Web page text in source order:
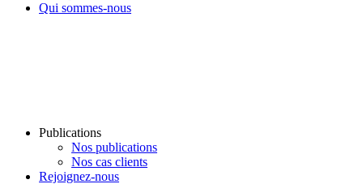
Qui sommes-nous
Publications
Nos publications
Nos cas clients
Rejoignez-nous